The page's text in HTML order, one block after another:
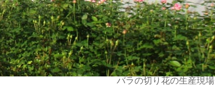
バラの切り花の生産現場